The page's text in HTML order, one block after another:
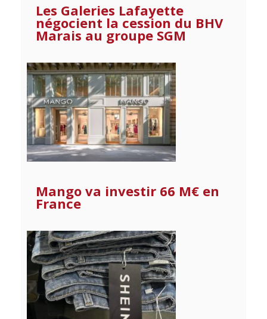
Les Galeries Lafayette
négocient la cession du BHV
Marais au groupe SGM
Mango va investir 66 M€ en
France